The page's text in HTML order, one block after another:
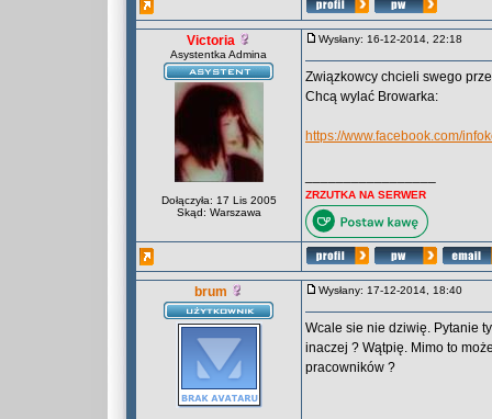
Victoria
Asystentka Admina
Dołączyła: 17 Lis 2005
Skąd: Warszawa
Wysłany: 16-12-2014, 22:18
Związkowcy chcieli swego
Chcą wylać Browarka:
https://www.facebook.com/
ZRZUTKA NA SERWER
brum Wysłany: 17-12-2014, 18:40
Wcale sie nie dziwię. Pytanie
inaczej ? Wątpię. Mimo to
pracowników ?